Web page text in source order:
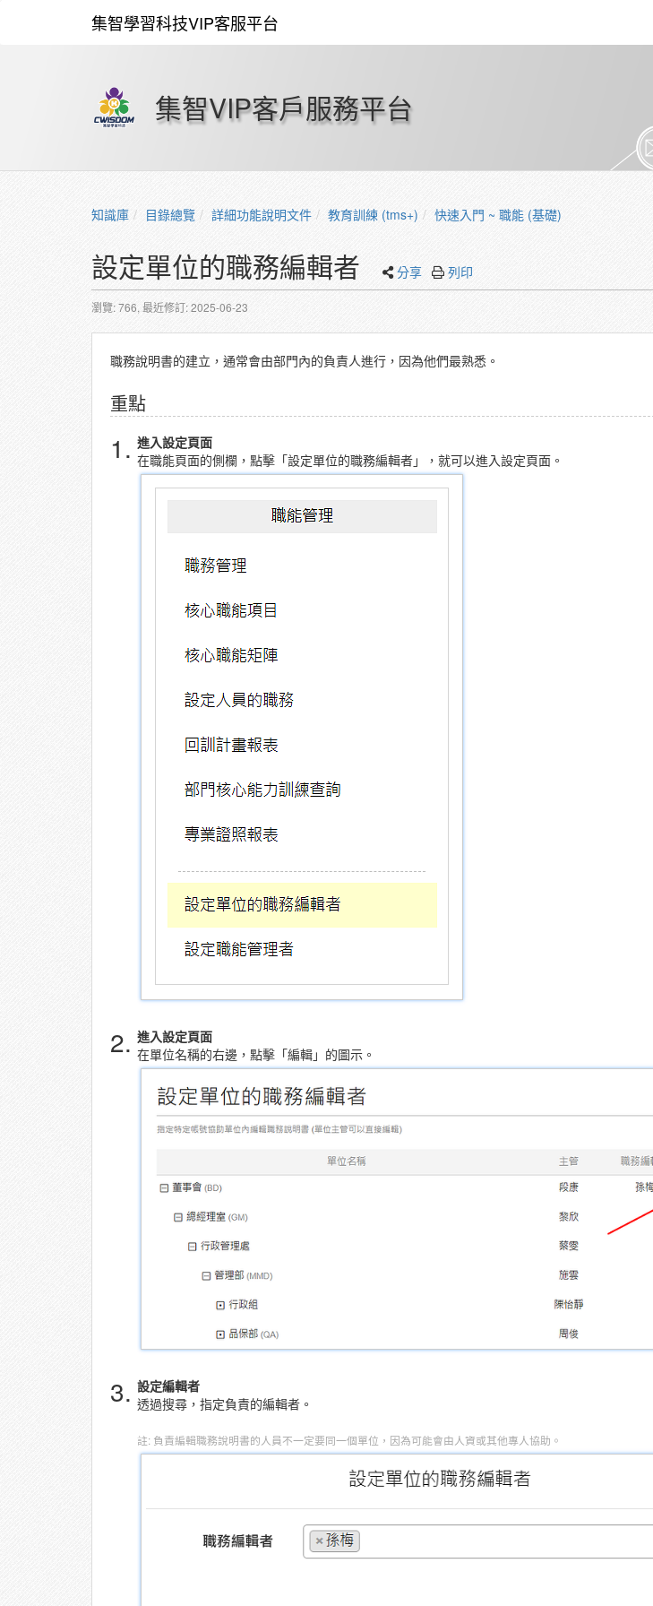
集智學習科技VIP客服平台
集智VIP客戶服務平台
知識庫 目錄總覽 詳細功能說明文件 教育訓練 (tms+) 快速入門 ~ 職能 (基礎)
設定單位的職務編輯者 分享 列印
瀏覽: 766, 最近修訂: 2025-06-23
職務說明書的建立，通常會由部門內的負責人進行，因為他們最熟悉。
重點
1. 進入設定頁面
在職能頁面的側欄，點擊「設定單位的職務編輯者」，就可以進入設定頁面。
2. 進入設定頁面
在單位名稱的右邊，點擊「編輯」的圖示。
3. 設定編輯者
透過搜尋，指定負責的編輯者。
註: 負責編輯職務說明書的人員不一定要同一個單位，因為可能會由人資或其他專人協助。